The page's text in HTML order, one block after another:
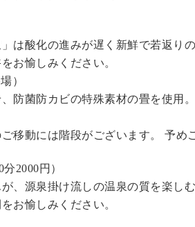
は酸化の進みが遅く新鮮で若返り
お愉しみください。
）
防菌防カビの特殊素材の畳を使用
移動には階段がございます。 予め
2000円）
、源泉掛け流しの温泉の質を楽し
お愉しみください。